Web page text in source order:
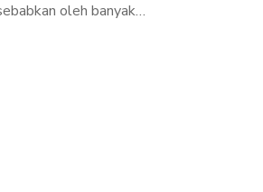
oleh banyak…